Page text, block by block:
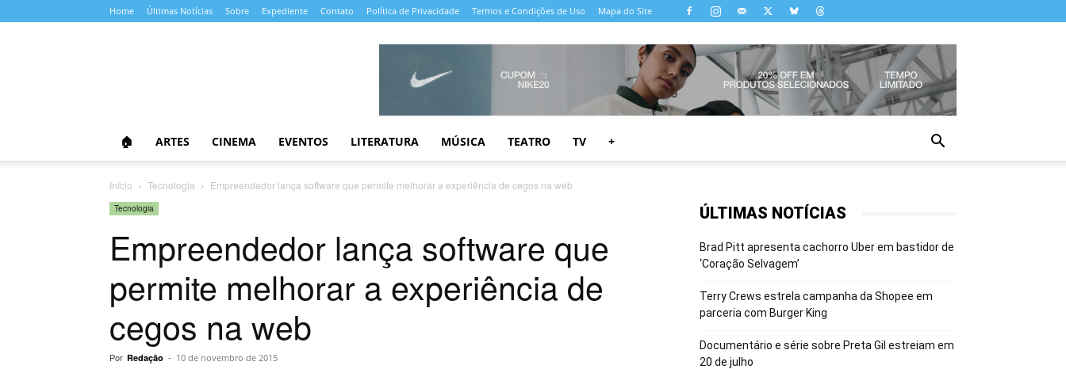
Home Últimas Notícias Sobre Expediente Contato Política de Privacidade Termos e Condições de Uso Mapa do Site
🏠 ARTES CINEMA EVENTOS LITERATURA MÚSICA TEATRO TV +
Início Tecnologia Empreendedor lança software que permite melhorar a experiência de cegos na web
Tecnologia
Empreendedor lança software que
permite melhorar a experiência de
cegos na web
Por Redação - 10 de novembro de 2015
ÚLTIMAS NOTÍCIAS
Brad Pitt apresenta cachorro Uber em bastidor de
‘Coração Selvagem’
Terry Crews estrela campanha da Shopee em
parceria com Burger King
Documentário e série sobre Preta Gil estreiam em
20 de julho